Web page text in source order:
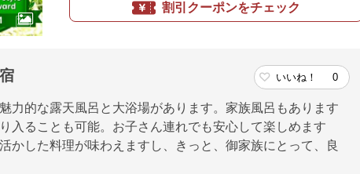
割引クーポンをチェック
いいね！ 0
力的な露天風呂と大浴場があります。家族風呂もあります
入ることも可能。お子さん連れでも安心して楽しめます
かした料理が味わえますし、きっと、御家族にとって、良